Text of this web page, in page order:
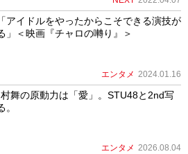
アイドルをやったからこそできる演技が
」＜映画『チャロの囀り』＞
エンタメ 2024.01.16
舞の原動力は「愛」。STU48と2nd写
エンタメ 2026.08.04